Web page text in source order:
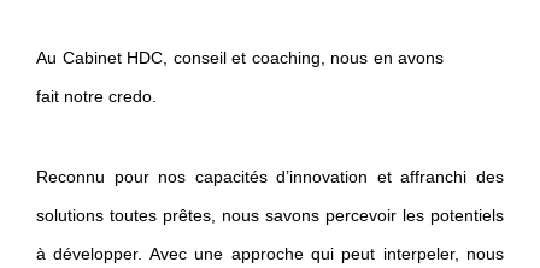
Au Cabinet HDC, conseil et coaching, nous en avons
fait notre credo.
Reconnu pour nos capacités d’innovation et affranchi des
solutions toutes prêtes, nous savons percevoir les potentiels
à développer. Avec une approche qui peut interpeler, nous